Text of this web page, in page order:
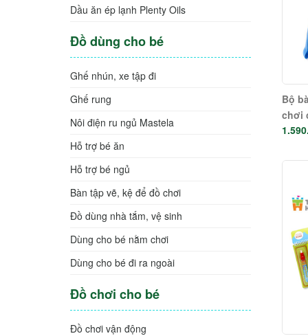
Bộ
chơi
học
Dầu ăn ép lạnh Plenty Oils
Đồ dùng cho bé
Ghế nhún, xe tập đi
Ghế rung
Nôi điện ru ngủ Mastela
Hỗ trợ bé ăn
Hỗ trợ bé ngủ
Bàn tập vẽ, kệ để đồ chơi
Đồ dùng nhà tắm, vệ sinh
Dùng cho bé nằm chơi
Dùng cho bé đi ra ngoài
Đồ chơi cho bé
Đồ chơi vận động